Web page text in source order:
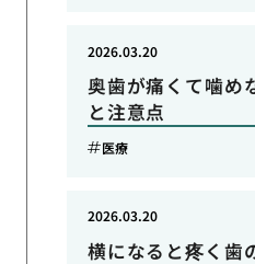
奥歯が痛くて噛め
と注意点
2026.03.20
医療
横になると疼く歯
2026.03.20